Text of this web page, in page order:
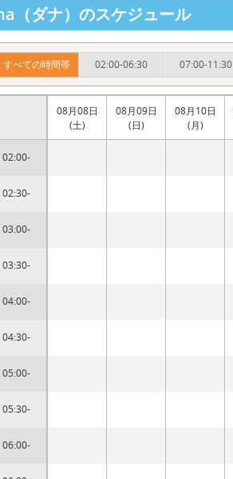
（ダナ）のスケジュール
すべての時間帯 02:00-06:30 07:00-11:30
02:00-
02:30-
03:00-
03:30-
04:00-
04:30-
05:00-
05:30-
06:00-
08月08日
(土)
08月09日
(日)
08月10日
(月)